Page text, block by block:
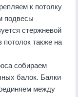
к потолку
подвесы
стержневой
потолок также на
собираем
балок. Балки
между